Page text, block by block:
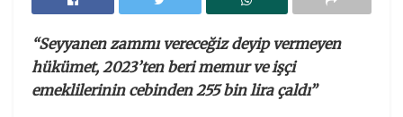
“Seyyanen zammı vereceğiz deyip vermeyen
hükümet, 2023’ten beri memur ve işçi
emeklilerinin cebinden 255 bin lira çaldı”